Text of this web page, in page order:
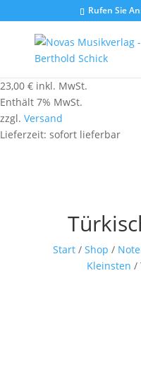
Rufen Sie
23,00 € inkl. MwSt.
Enthält 7% MwSt.
zzgl. Versand
Lieferzeit: sofort lieferbar
Start /Shop /
Kleinsten /